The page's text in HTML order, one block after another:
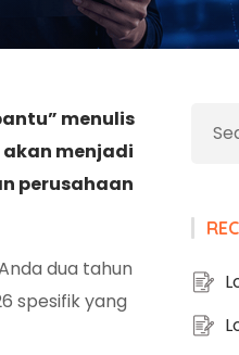
menulis
akan menjadi
perusahaan
dua tahun
spesifik yang